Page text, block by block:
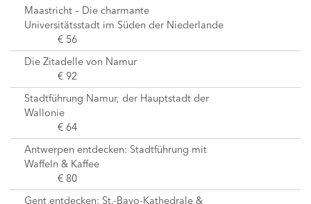
Maastricht – Die charmante
Universitätsstadt im Süden der Niederlande
€ 56
Die Zitadelle von Namur
€ 92
Stadtführung Namur, der Hauptstadt der
Wallonie
€ 64
Antwerpen entdecken: Stadtführung mit
Waffeln & Kaffee
€ 80
Gent entdecken: St.-Bavo-Kathedrale &